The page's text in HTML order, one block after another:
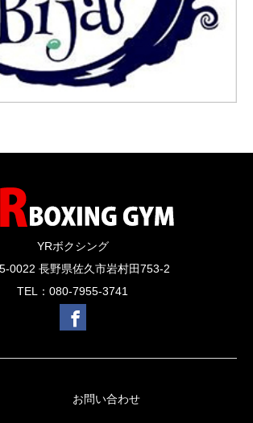
YRボクシング
0022 長野県佐久市岩村田753-2
TEL：080-7955-3741
お問い合わせ